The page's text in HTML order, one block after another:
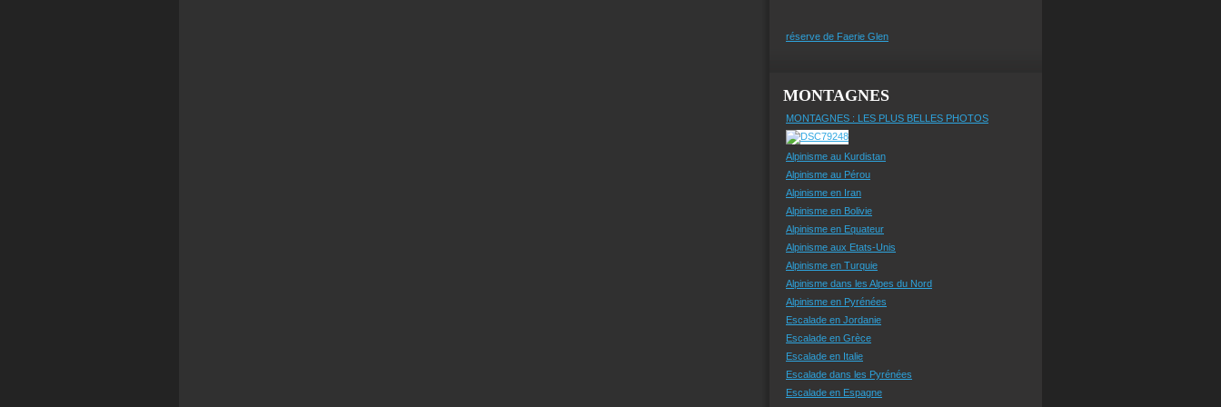
réserve de Faerie Glen
MONTAGNES
MONTAGNES : LES PLUS BELLES PHOTOS
Alpinisme au Kurdistan
Alpinisme au Pérou
Alpinisme en Iran
Alpinisme en Bolivie
Alpinisme en Equateur
Alpinisme aux Etats-Unis
Alpinisme en Turquie
Alpinisme dans les Alpes du Nord
Alpinisme en Pyrénées
Escalade en Jordanie
Escalade en Grèce
Escalade en Italie
Escalade dans les Pyrénées
Escalade en Espagne